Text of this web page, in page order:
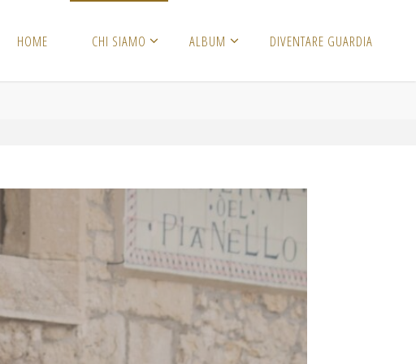
HOME CHI SIAMO ALBUM DIVENTARE GUARDIA